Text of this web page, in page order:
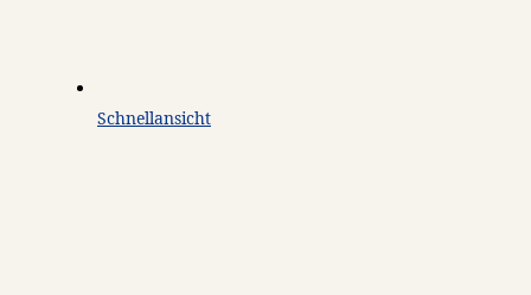
Schnellansicht